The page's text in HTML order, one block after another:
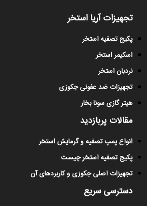
تجهیزات آریا استخر
پکیج تصفیه استخر
اسکیمر استخر
نردبان استخر
تجهیزات ضد عفونی جکوزی
هیتر گازی سونا بخار
مقالات پربازدید
انواع پمپ تصفیه و گرمایش استخر
پکیج تصفیه استخر چیست
تجهیزات اصلی جکوزی و کاربردهای آن
دسترسی سریع